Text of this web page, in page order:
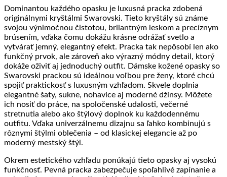
Dominantou každého opasku je luxusná pracka zdobená
originálnymi kryštálmi Swarovski. Tieto kryštály sú známe
svojou výnimočnou čistotou, brilantným leskom a precíznym
brúsením, vďaka čomu dokážu krásne odrážať svetlo a
vytvárať jemný, elegantný efekt. Pracka tak nepôsobí len ako
funkčný prvok, ale zároveň ako výrazný módny detail, ktorý
dokáže oživiť aj jednoduchý outfit. Dámske kožené opasky so
Swarovski prackou sú ideálnou voľbou pre ženy, ktoré chcú
spojiť praktickosť s luxusným vzhľadom. Skvele doplnia
elegantné šaty, sukne, nohavice aj moderné džínsy. Môžete
ich nosiť do práce, na spoločenské udalosti, večerné
stretnutia alebo ako štýlový doplnok ku každodennému
outfitu. Vďaka univerzálnemu dizajnu sa ľahko kombinujú s
rôznymi štýlmi oblečenia – od klasickej elegancie až po
moderný mestský štýl.
Okrem estetického vzhľadu ponúkajú tieto opasky aj vysokú
funkčnosť. Pevná pracka zabezpečuje spoľahlivé zapínanie a